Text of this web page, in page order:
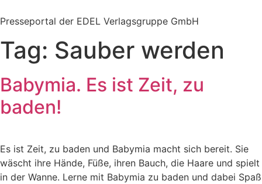
Inhalt
Presseportal der EDEL Verlagsgruppe GmbH
Tag: Sauber werden
Babymia. Es ist Zeit, zu
baden!
Es ist Zeit, zu baden und Babymia macht sich bereit. Sie
wäscht ihre Hände, Füße, ihren Bauch, die Haare und spielt
in der Wanne. Lerne mit Babymia zu baden und dabei Spaß